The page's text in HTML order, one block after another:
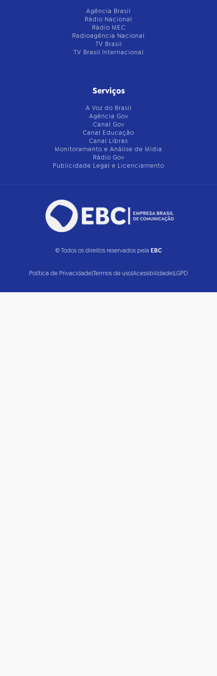
Agência Brasil
Rádio Nacional
Rádio MEC
Radioagência Nacional
TV Brasil
TV Brasil Internacional
Serviços
A Voz do Brasil
Agência Gov
Canal Gov
Canal Educação
Canal Libras
Monitoramento e Análise de Mídia
Rádio Gov
Publicidade Legal e Licenciamento
© Todos os direitos reservados pela EBC
Política de Privacidade|Termos de uso|Acessibilidade|LGPD